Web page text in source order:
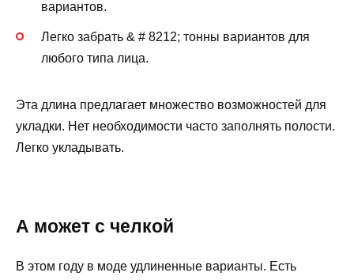
вариантов.
Легко забрать & # 8212; тонны вариантов для
любого типа лица.
Эта длина предлагает множество возможностей для
укладки. Нет необходимости часто заполнять полости.
Легко укладывать.
А может с челкой
В этом году в моде удлиненные варианты. Есть